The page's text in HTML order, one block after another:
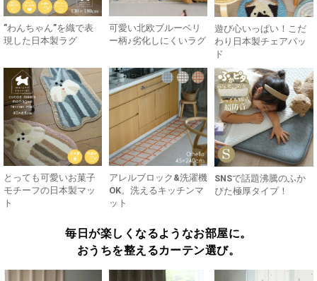
”わんちゃん”を織で表
現した日本製ラグ
可愛い北欧ブルーベリ
ー柄♪劣化しにくいラグ
遊び心いっぱい！こだ
わり日本製チェアパッ
ド
とっても可愛いお菓子
モチーフの日本製マッ
ト
アレルブロック&洗濯機
OK。洗えるキッチンマ
ット
SNSで話題沸騰のふか
ぴた極厚タイプ！
毎日が楽しくなるようなお部屋に。
おうちを整えるカーテン選び。